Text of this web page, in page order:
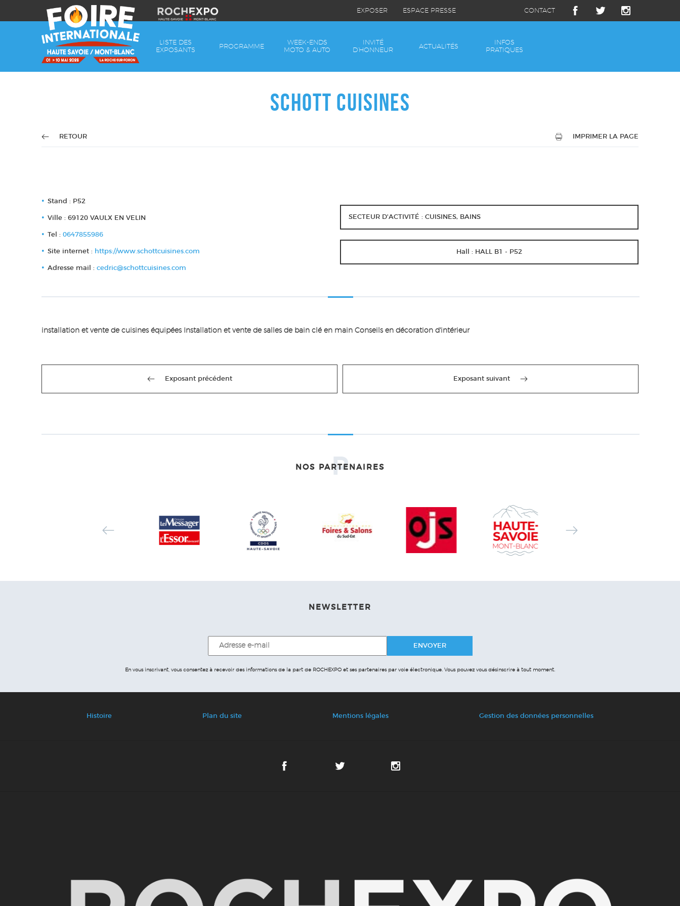
EXPOSER ESPACE PRESSE CONTACT
LISTE DES
EXPOSANTS
PROGRAMME
WEEK-ENDS
MOTO & AUTO
INVITÉ
D’HONNEUR
ACTUALITÉS
INFOS
PRATIQUES
SCHOTT CUISINES
RETOUR IMPRIMER LA PAGE
Stand : P52
Ville : 69120 VAULX EN VELIN
Tel : 0647855986
Site internet : https://www.schottcuisines.com
Adresse mail : cedric@schottcuisines.com
SECTEUR D'ACTIVITÉ : CUISINES, BAINS
Hall : HALL B1 - P52
installation et vente de cuisines équipées Installation et vente de salles de bain clé en main Conseils en décoration d'intérieur
Exposant précédent Exposant suivant
NOS PARTENAIRES
P
NEWSLETTER
En vous inscrivant, vous consentez à recevoir des informations de la part de ROCHEXPO et ses partenaires par voie électronique. Vous pouvez vous désinscrire à tout moment.
Histoire Plan du site Mentions légales Gestion des données personnelles